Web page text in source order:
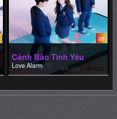
08
Cảnh Báo Tình Yêu
Love Alarm